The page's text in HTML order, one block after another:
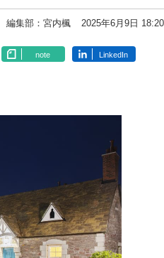
編集部：宮内楓 2025年6月9日 18:20
note LinkedIn